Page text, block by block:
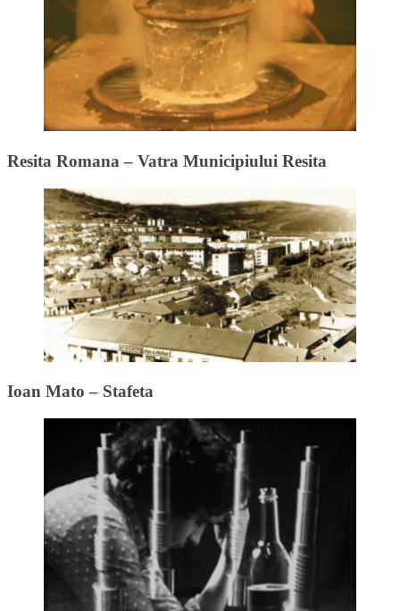
Resita Romana – Vatra Municipiului Resita
Ioan Mato – Stafeta